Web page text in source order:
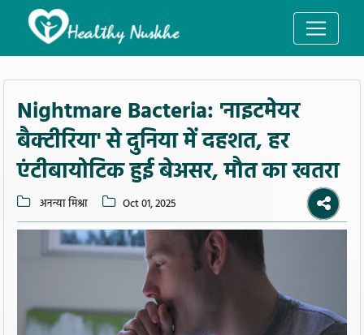
Nightmare Bacteria: 'नाइटमेयर
बैक्टीरिया' से दुनिया में दहशत, हर
एंटीबायोटिक हुई बेअसर, मौत का खतरा
अनन्या मिश्रा Oct 01, 2025